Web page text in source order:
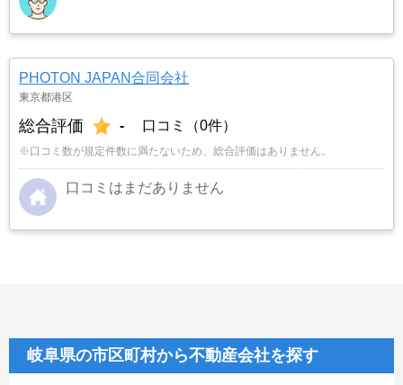
PHOTON JAPAN合同会社
東京都港区
総合評価 - 口コミ（0件）
※口コミ数が規定件数に満たないため、総合評価はありません。
口コミはまだありません
岐阜県の市区町村から不動産会社を探す